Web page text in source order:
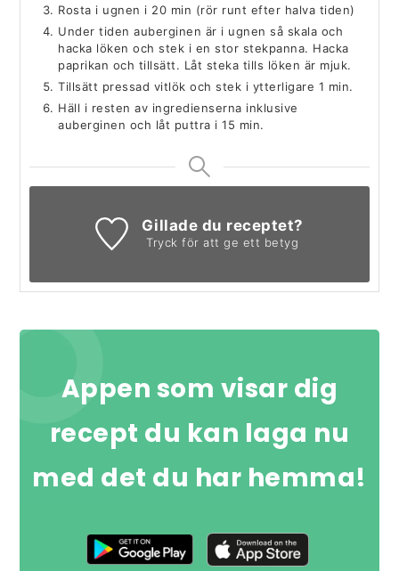
Rosta i ugnen i 20 min (rör runt efter halva tiden)
Under tiden auberginen är i ugnen så skala och
hacka löken och stek i en stor stekpanna. Hacka
paprikan och tillsätt. Låt steka tills löken är mjuk.
Tillsätt pressad vitlök och stek i ytterligare 1 min.
Häll i resten av ingredienserna inklusive
auberginen och låt puttra i 15 min.
Gillade du receptet?
Tryck för att ge ett betyg
Appen som visar dig
recept du kan laga nu
med det du har hemma!